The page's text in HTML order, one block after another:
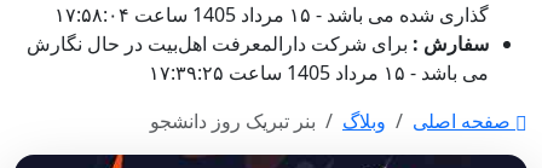
گذاری شده می باشد - ۱۵ مرداد 1405 ساعت ۱۷:۵۸:۰۴
سفارش : برای شرکت دارالمعرفت اهل‌بیت در حال نگارش
می باشد - ۱۵ مرداد 1405 ساعت ۱۷:۳۹:۲۵
صفحه اصلی
وبلاگ بنر تبریک روز دانشجو